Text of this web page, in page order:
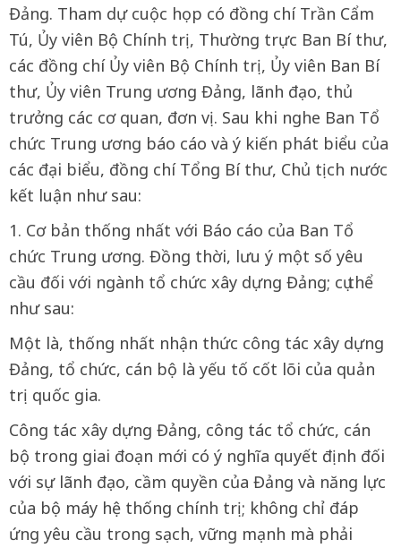
Đảng. Tham dự cuộc họp có đồng chí Trần Cẩm
Tú, Ủy viên Bộ Chính trị, Thường trực Ban Bí thư,
các đồng chí Ủy viên Bộ Chính trị, Ủy viên Ban Bí
thư, Ủy viên Trung ương Đảng, lãnh đạo, thủ
trưởng các cơ quan, đơn vị. Sau khi nghe Ban Tổ
chức Trung ương báo cáo và ý kiến phát biểu của
các đại biểu, đồng chí Tổng Bí thư, Chủ tịch nước
kết luận như sau:
1. Cơ bản thống nhất với Báo cáo của Ban Tổ
chức Trung ương. Đồng thời, lưu ý một số yêu
cầu đối với ngành tổ chức xây dựng Đảng; cụ thể
như sau:
Một là, thống nhất nhận thức công tác xây dựng
Đảng, tổ chức, cán bộ là yếu tố cốt lõi của quản
trị quốc gia.
Công tác xây dựng Đảng, công tác tổ chức, cán
bộ trong giai đoạn mới có ý nghĩa quyết định đối
với sự lãnh đạo, cầm quyền của Đảng và năng lực
của bộ máy hệ thống chính trị; không chỉ đáp
ứng yêu cầu trong sạch, vững mạnh mà phải